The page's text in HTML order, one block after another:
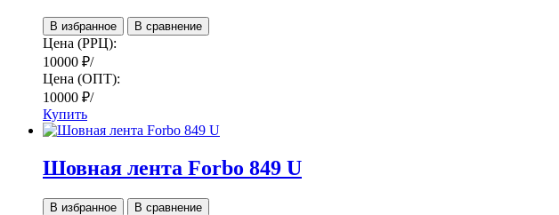
В избранное В сравнение
Цена (РРЦ):
10000 ₽/
Цена (ОПТ):
10000 ₽/
Купить
Шовная лента Forbo 849 U
В избранное В сравнение